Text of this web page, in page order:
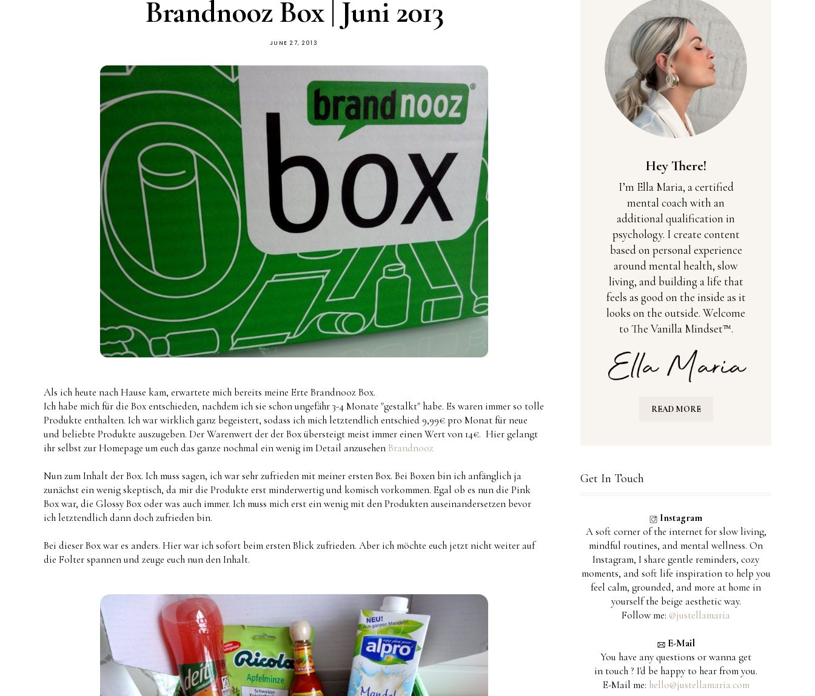
Brandnooz Box | Juni 2013
JUNE 27, 2013
Als ich heute nach Hause kam, erwartete mich bereits meine Erte Brandnooz Box.
Ich habe mich für die Box entschieden, nachdem ich sie schon ungefähr 3-4 Monate "gestalkt" habe. Es waren immer so tolle
Produkte enthalten. Ich war wirklich ganz begeistert, sodass ich mich letztendlich entschied 9,99€ pro Monat für neue
und beliebte Produkte auszugeben. Der Warenwert der der Box übersteigt meist immer einen Wert von 14€. Hier gelangt
ihr selbst zur Homepage um euch das ganze nochmal ein wenig im Detail anzusehen Brandnooz
Nun zum Inhalt der Box. Ich muss sagen, ich war sehr zufrieden mit meiner ersten Box. Bei Boxen bin ich anfänglich ja
zunächst ein wenig skeptisch, da mir die Produkte erst minderwertig und komisch vorkommen. Egal ob es nun die Pink
Box war, die Glossy Box oder was auch immer. Ich muss mich erst ein wenig mit den Produkten auseinandersetzen bevor
ich letztendlich dann doch zufrieden bin.
Bei dieser Box war es anders. Hier war ich sofort beim ersten Blick zufrieden. Aber ich möchte euch jetzt nicht weiter auf
die Folter spannen und zeuge euch nun den Inhalt.
Hey There!
I’m Ella Maria, a certified
mental coach with an
additional qualification in
psychology. I create content
based on personal experience
around mental health, slow
living, and building a life that
feels as good on the inside as it
looks on the outside. Welcome
to The Vanilla Mindset™.
READ MORE
Get In Touch
Instagram
A soft corner of the internet for slow living,
mindful routines, and mental wellness. On
Instagram, I share gentle reminders, cozy
moments, and soft life inspiration to help you
feel calm, grounded, and more at home in
yourself the beige aesthetic way.
Follow me: @justellamaria
E-Mail
You have any questions or wanna get
in touch ? I'd be happy to hear from you.
E-Mail me: hello@justellamaria.com